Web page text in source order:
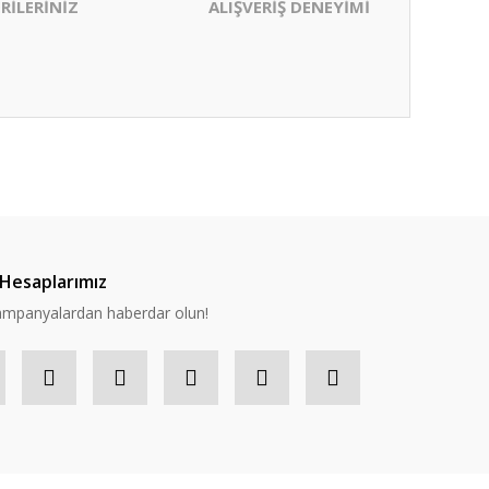
ALIŞVERİŞ DENEYİMİ
haberdar olun!